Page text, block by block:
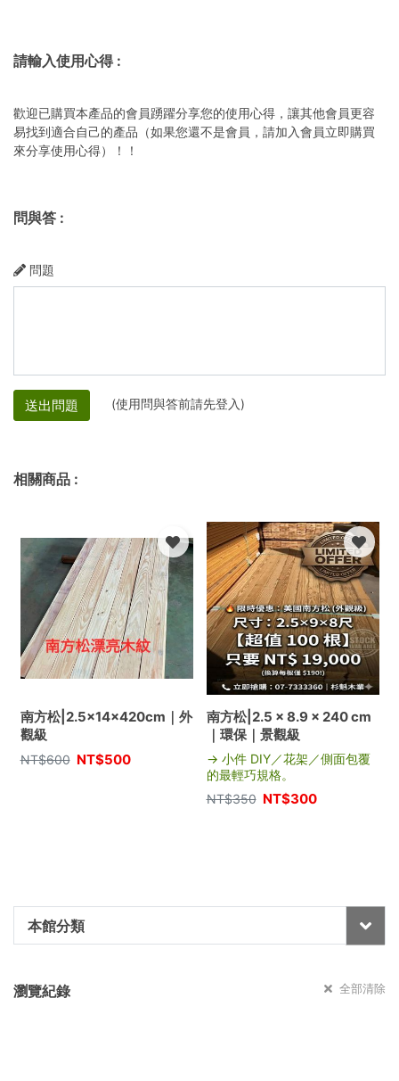
本館分類
瀏覽紀錄 全部清除
請輸入使用心得:
歡迎已購買本產品的會員踴躍分享您的使用心得，讓其他會員更容
易找到適合自己的產品（如果您還不是會員，請加入會員立即購買
來分享使用心得）！！
問與答 :
問題
送出問題 (使用問與答前請先登入)
相關商品 :
南方松|2.5×14×420cm｜外
觀級
NT$600 NT$500
南方松|2.5 × 8.9 × 240 cm
｜環保｜景觀級
→ 小件 DIY／花架／側面包覆
的最輕巧規格。
NT$350 NT$300